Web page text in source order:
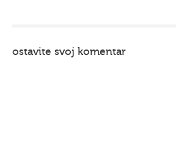
ostavite svoj komentar